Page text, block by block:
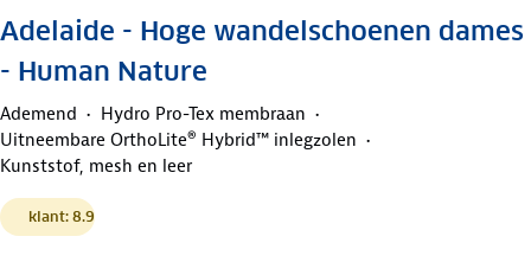
Adelaide - Hoge wandelschoenen dames
- Human Nature
Ademend
Hydro Pro-Tex membraan
Uitneembare OrthoLite® Hybrid™ inlegzolen
Kunststof, mesh en leer
klant: 8.9